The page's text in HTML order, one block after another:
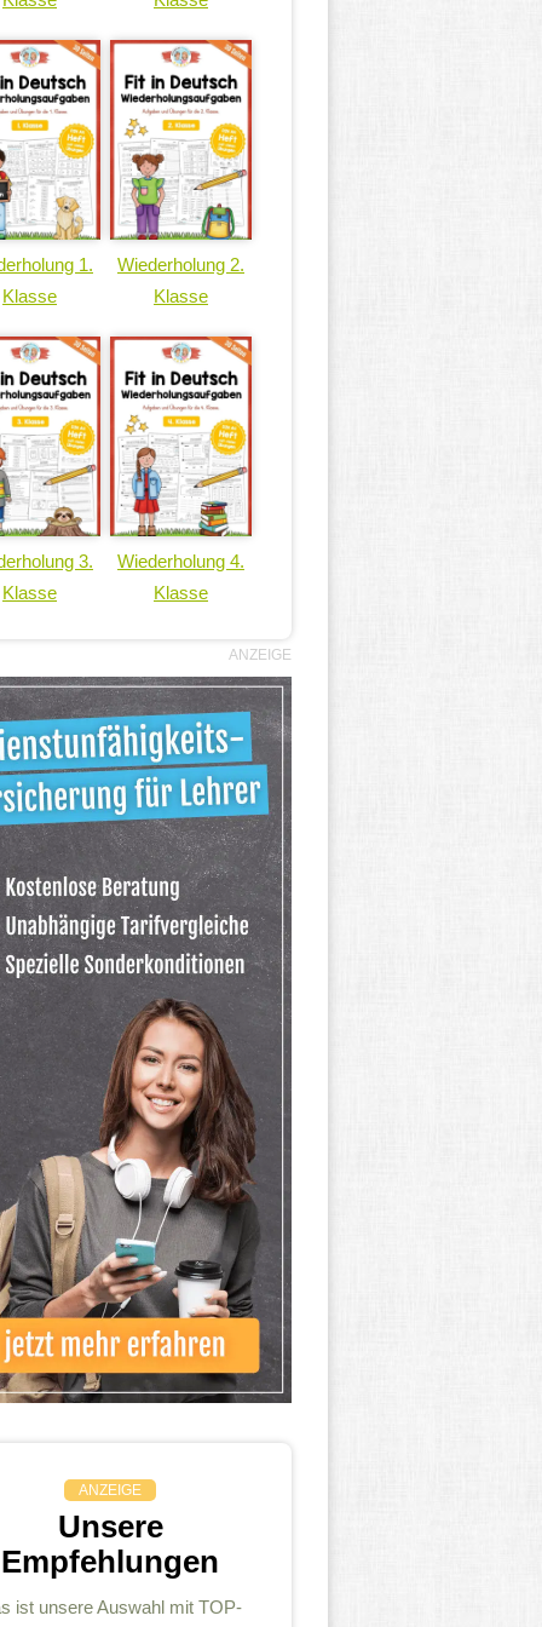
1.
Klasse
Wiederholung 2.
Klasse
3.
Klasse
Wiederholung 4.
Klasse
ANZEIGE
ANZEIGE
Unsere
Empfehlungen
ist unsere Auswahl mit TOP-